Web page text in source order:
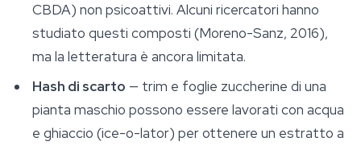
CBDA) non psicoattivi. Alcuni ricercatori hanno
studiato questi composti (Moreno-Sanz, 2016),
ma la letteratura è ancora limitata.
Hash di scarto — trim e foglie zuccherine di una
pianta maschio possono essere lavorati con acqua
e ghiaccio (ice-o-lator) per ottenere un estratto a